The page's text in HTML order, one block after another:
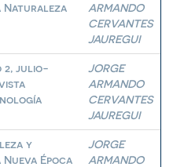
Naturaleza
ARMANDO
CERVANTES
JAUREGUI
2, julio-
JORGE
ARMANDO
CERVANTES
JAUREGUI
y
Época
JORGE
ARMANDO